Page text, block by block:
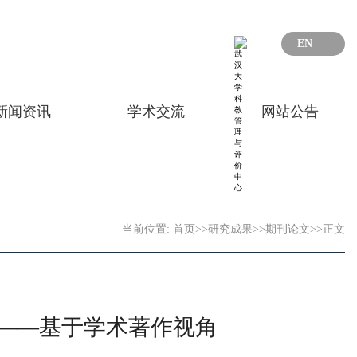
EN
闻资讯 学术交流 网站公告
当前位置: 首页 >>研究成果>>期刊论文>> 正文
基于学术著作视角